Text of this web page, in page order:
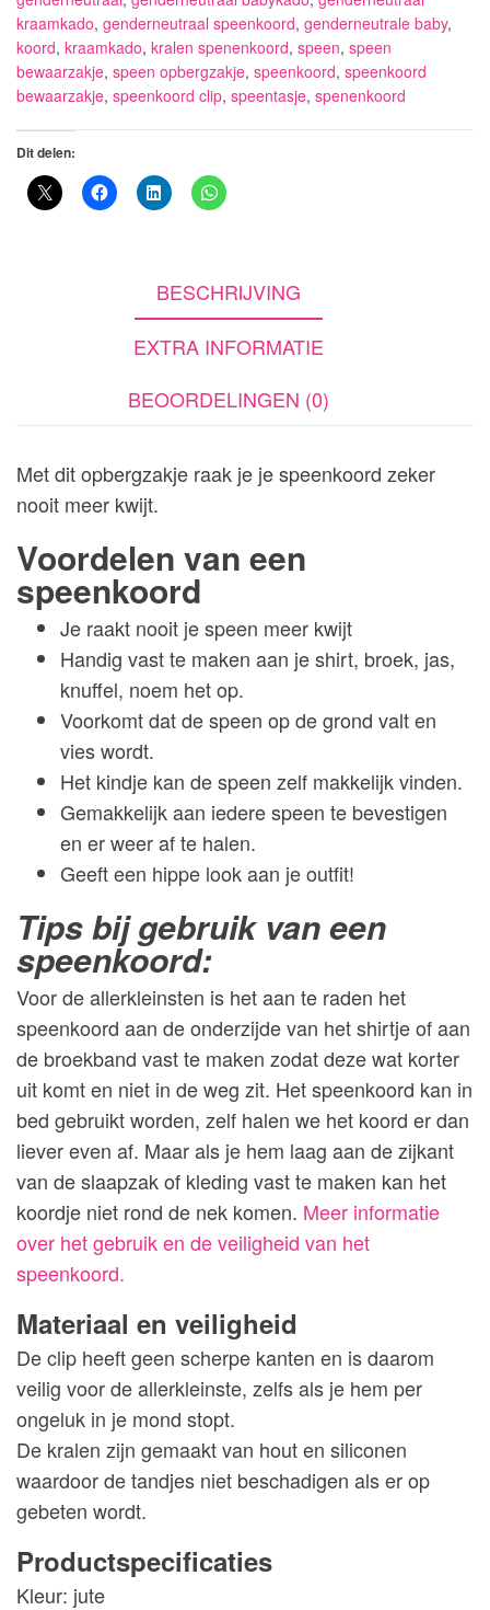
kraamkado, genderneutraal speenkoord, genderneutrale baby,
koord, kraamkado, kralen spenenkoord, speen, speen
bewaarzakje, speen opbergzakje, speenkoord, speenkoord
bewaarzakje, speenkoord clip, speentasje, spenenkoord
Dit delen:
BESCHRIJVING
EXTRA INFORMATIE
BEOORDELINGEN (0)
Met dit opbergzakje raak je je speenkoord zeker
nooit meer kwijt.
Voordelen van een
speenkoord
Je raakt nooit je speen meer kwijt
Handig vast te maken aan je shirt, broek, jas,
knuffel, noem het op.
Voorkomt dat de speen op de grond valt en
vies wordt.
Het kindje kan de speen zelf makkelijk vinden.
Gemakkelijk aan iedere speen te bevestigen
en er weer af te halen.
Geeft een hippe look aan je outfit!
Tips bij gebruik van een
speenkoord:
Voor de allerkleinsten is het aan te raden het
speenkoord aan de onderzijde van het shirtje of aan
de broekband vast te maken zodat deze wat korter
uit komt en niet in de weg zit. Het speenkoord kan in
bed gebruikt worden, zelf halen we het koord er dan
liever even af. Maar als je hem laag aan de zijkant
van de slaapzak of kleding vast te maken kan het
koordje niet rond de nek komen. Meer informatie
over het gebruik en de veiligheid van het
speenkoord.
Materiaal en veiligheid
De clip heeft geen scherpe kanten en is daarom
veilig voor de allerkleinste, zelfs als je hem per
ongeluk in je mond stopt.
De kralen zijn gemaakt van hout en siliconen
waardoor de tandjes niet beschadigen als er op
gebeten wordt.
Productspecificaties
Kleur: jute